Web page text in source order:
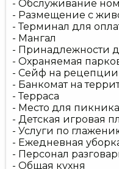
- Обслуживание
- Размещение с
- Терминал для
- Мангал
- Принадлежности
- Охраняемая
- Сейф на рецепции
- Банкомат на
- Терраса
- Место для пикника
- Детская игровая
- Услуги по
- Ежедневная
- Персонал
- Общая кухня